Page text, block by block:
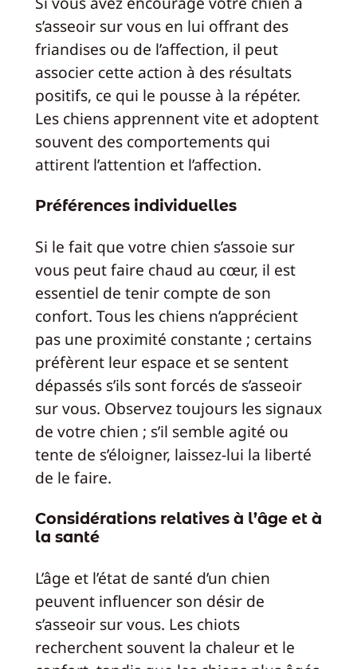
s’asseoir sur vous en lui offrant des
friandises ou de l’affection, il peut
associer cette action à des résultats
positifs, ce qui le pousse à la répéter.
Les chiens apprennent vite et adoptent
souvent des comportements qui
attirent l’attention et l’affection.
Préférences individuelles
Si le fait que votre chien s’assoie sur
vous peut faire chaud au cœur, il est
essentiel de tenir compte de son
confort. Tous les chiens n’apprécient
pas une proximité constante ; certains
préfèrent leur espace et se sentent
dépassés s’ils sont forcés de s’asseoir
sur vous. Observez toujours les signaux
de votre chien ; s’il semble agité ou
tente de s’éloigner, laissez-lui la liberté
de le faire.
Considérations relatives à l’âge et à
la santé
L’âge et l’état de santé d’un chien
peuvent influencer son désir de
s’asseoir sur vous. Les chiots
recherchent souvent la chaleur et le